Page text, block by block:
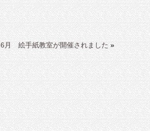
6月 絵手紙教室が開催されました»